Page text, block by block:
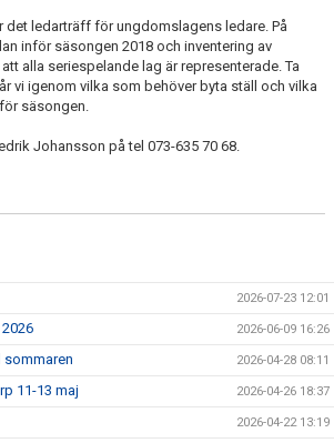
det ledarträff för ungdomslagens ledare. På
inför säsongen 2018 och inventering av
alla seriespelande lag är representerade. Ta
vi igenom vilka som behöver byta ställ och vilka
säsongen.
Johansson på tel ‭073-635 70 68‬.
2026-07-23 12:01
2026-06-09 16:26
sommaren 2026-04-28 08:11
11-13 maj 2026-04-26 18:37
2026-04-22 13:19